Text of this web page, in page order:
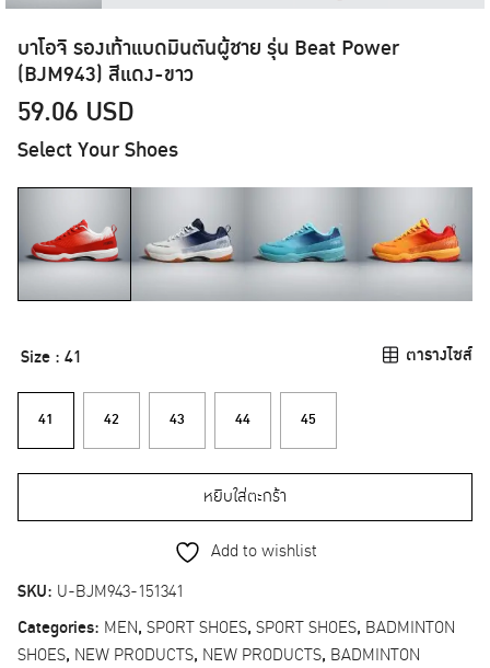
บาโอจิ รองเท้าแบดมินตันผู้ชาย รุ่น Beat Power
(BJM943) สีแดง-ขาว
59.06 USD
Select Your Shoes
Size : 41
41 42 43 44 45
ตารางไซส์
หยิบใส่ตะกร้า
Add to wishlist
SKU: U-BJM943-151341
Categories: MEN, SPORT SHOES, SPORT SHOES, BADMINTON
SHOES, NEW PRODUCTS, NEW PRODUCTS, BADMINTON